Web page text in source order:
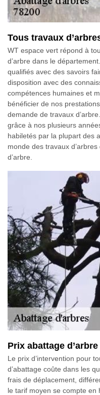
Tous travaux
WT espace vert répond à
d’arbre dans le
qualifiés avec des savoirs
disposition avec des
compétences humaines et
bénéficier de nos
demande de travaux
grâce à nos plusieurs
habiletés par la plupart des
monde des travaux
d’arbre.
Prix abattage d’arbre
Le prix d’intervention pour
d’abattage coûte dans les
frais de déplacement,
le tarif moyen se compte en